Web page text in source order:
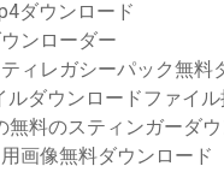
ダウンロード
ンローダー
ィレガシーパック無料
ルダウンロードファイ
無料のスティンガーダ
画像無料ダウンロード